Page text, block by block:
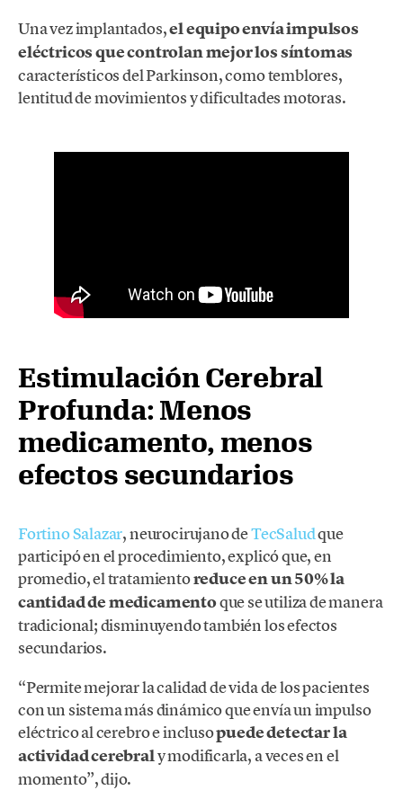
Una vez implantados,el equipo envía impulsos
eléctricos que controlan mejor los síntomas
característicos del Parkinson, como temblores,
lentitud de movimientos y dificultades motoras.
Estimulación Cerebral
Profunda: Menos
medicamento, menos
efectos secundarios
Fortino Salazar, neurocirujano deTecSaludque
participó en el procedimiento, explicó que, en
promedio, el tratamientoreduce en un 50% la
cantidad de medicamentoque se utiliza de manera
tradicional; disminuyendo también los efectos
secundarios.
“Permite mejorar la calidad de vida de los pacientes
con un sistema más dinámico que envía un impulso
eléctrico al cerebro e inclusopuede detectar la
actividad cerebraly modificarla, a veces en el
momento”, dijo.